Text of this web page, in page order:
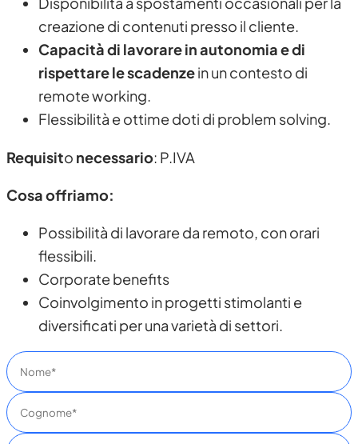
creazione di contenuti presso il cliente.
Capacità di lavorare in autonomia e di
rispettare le scadenzein un contesto di
remote working.
Flessibilità e ottime doti di problem solving.
Requisito necessario: P.IVA
Cosa offriamo:
Possibilità di lavorare da remoto, con orari
flessibili.
Corporate benefits
Coinvolgimento in progetti stimolanti e
diversificati per una varietà di settori.